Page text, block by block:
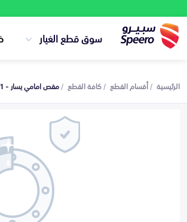
سوق قطع الغيار
الرئيسية أقسام القطع كافة القطع مقص امامي يسار - 51520T0AA01